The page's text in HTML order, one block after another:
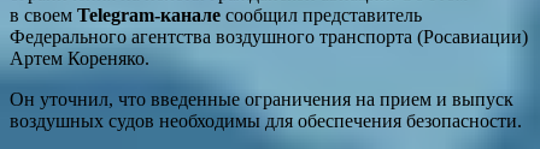
в своем Telegram-канале сообщил представитель
Федерального агентства воздушного транспорта (Росавиации)
Артем Кореняко.
Он уточнил, что введенные ограничения на прием и выпуск
воздушных судов необходимы для обеспечения безопасности.